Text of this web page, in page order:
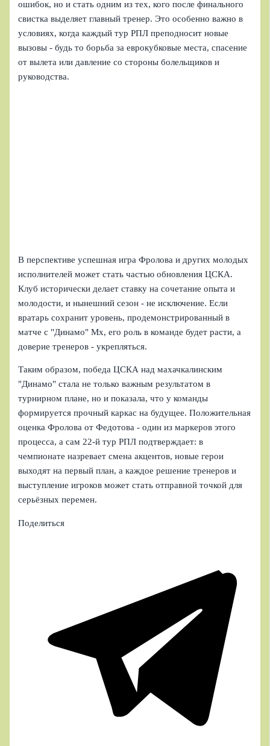
ошибок, но и стать одним из тех, кого после финального
свистка выделяет главный тренер. Это особенно важно в
условиях, когда каждый тур РПЛ преподносит новые
вызовы - будь то борьба за еврокубковые места, спасение
от вылета или давление со стороны болельщиков и
руководства.
В перспективе успешная игра Фролова и других молодых
исполнителей может стать частью обновления ЦСКА.
Клуб исторически делает ставку на сочетание опыта и
молодости, и нынешний сезон - не исключение. Если
вратарь сохранит уровень, продемонстрированный в
матче с "Динамо" Мх, его роль в команде будет расти, а
доверие тренеров - укрепляться.
Таким образом, победа ЦСКА над махачкалинским
"Динамо" стала не только важным результатом в
турнирном плане, но и показала, что у команды
формируется прочный каркас на будущее. Положительная
оценка Фролова от Федотова - один из маркеров этого
процесса, а сам 22-й тур РПЛ подтверждает: в
чемпионате назревает смена акцентов, новые герои
выходят на первый план, а каждое решение тренеров и
выступление игроков может стать отправной точкой для
серьёзных перемен.
Поделиться